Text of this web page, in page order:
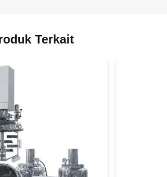
Terkait